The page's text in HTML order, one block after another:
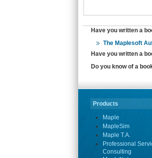
Have you written a
The Maplesoft
Have you written a
Do you know of a
Products
Maple
MapleSim
Maple T.A.
Professional
Consulting